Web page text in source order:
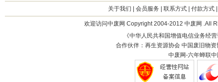
关于我们 会员服务 联系方式| 付款方式
欢迎访问中废网 Copyright 2004-2012 中废网 .All
《中华人民共和国增值电信业务经
合作伙伴：再生资源协会 中国废旧物
中废网-六年蝉联